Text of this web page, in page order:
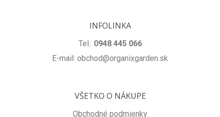
INFOLINKA
Tel.: 0948 445 066
E-mail: obchod@organixgarden.sk
VŠETKO O NÁKUPE
Obchodné podmienky